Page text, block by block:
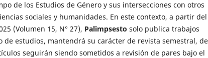
de los Estudios de Género y sus intersecciones con otros
sociales y humanidades. En este contexto, a partir del
(Volumen 15, N° 27), Palimpsesto solo publica trabajos
de estudios, mantendrá su carácter de revista semestral, de
seguirán siendo sometidos a revisión de pares bajo el